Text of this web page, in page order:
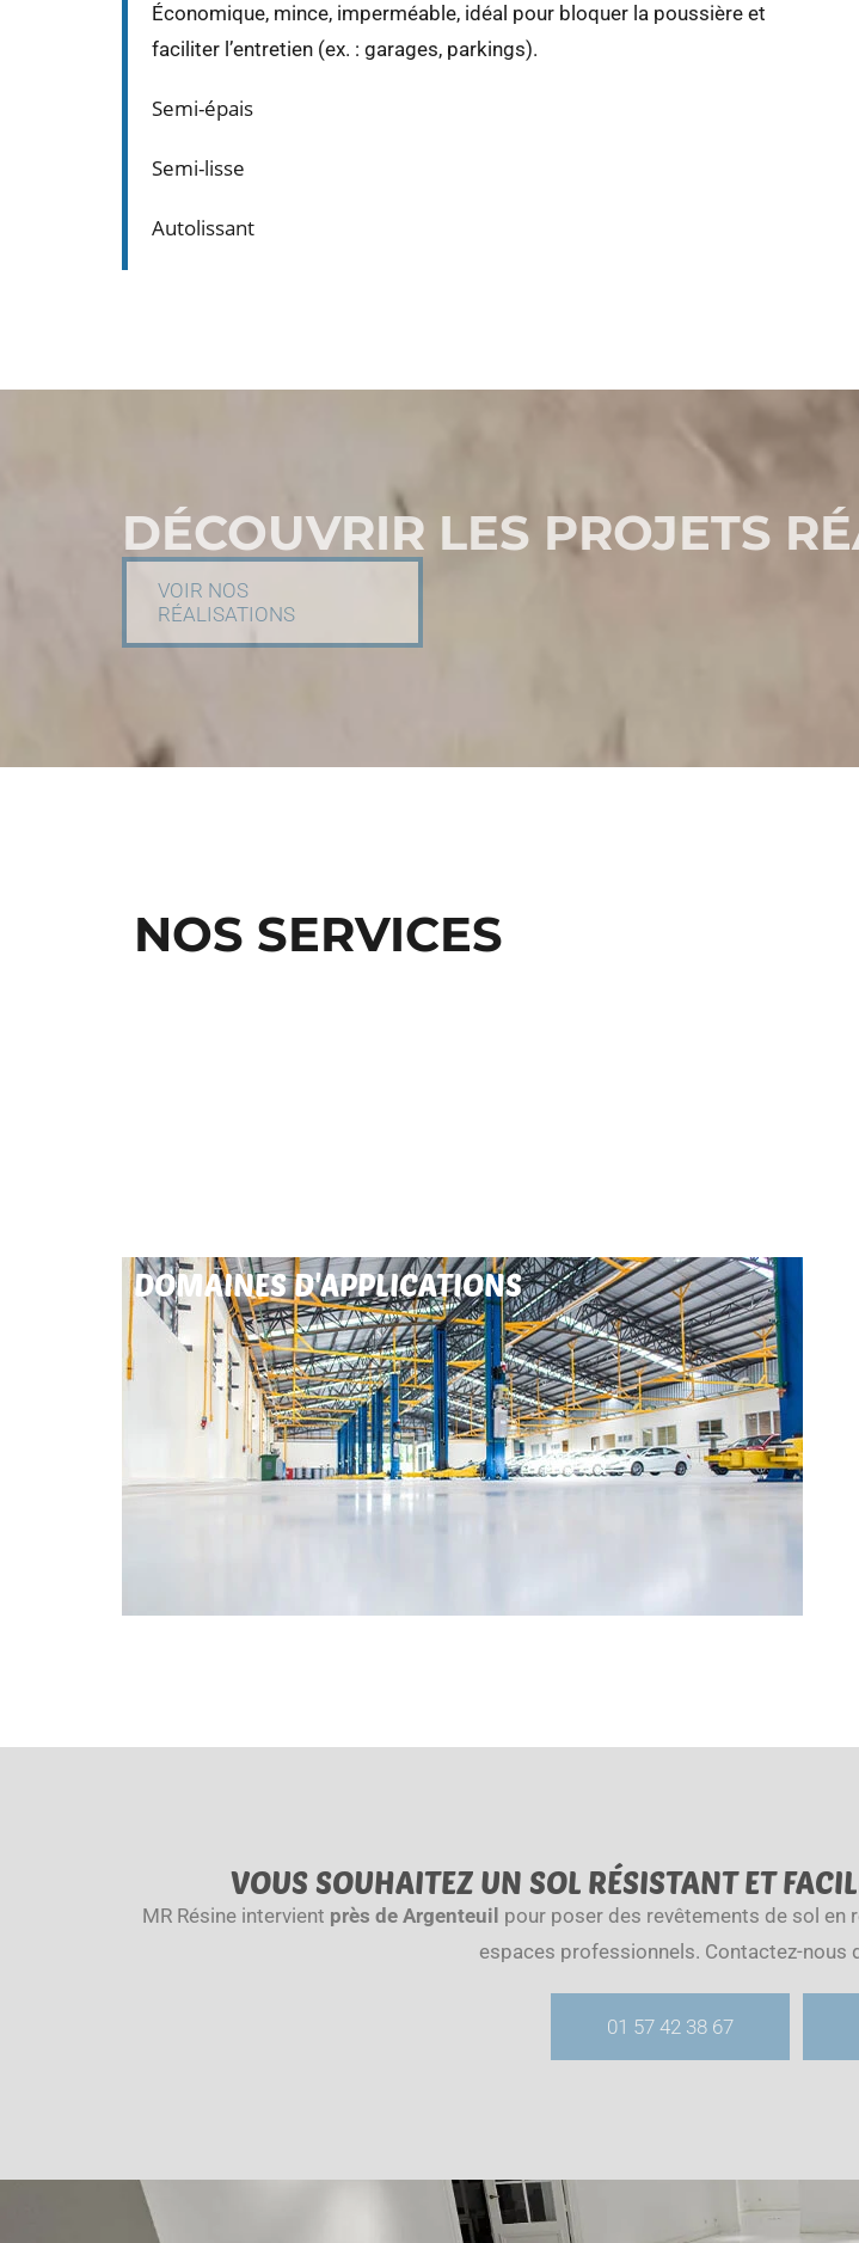
Économique, mince, imperméable, idéal pour bloquer la poussière et
faciliter l’entretien (ex. : garages, parkings).
Semi-épais
Semi-lisse
Autolissant
DÉCOUVRIR LES PROJETS
VOIR NOS
RÉALISATIONS
NOS SERVICES
DOMAINES D'APPLICATIONS
VOUS SOUHAITEZ UN SOL RÉSISTANT ET
MR Résine intervient près de Argenteuil pour poser des revêtements de sol en
espaces professionnels. Contactez-nous
01 57 42 38 67